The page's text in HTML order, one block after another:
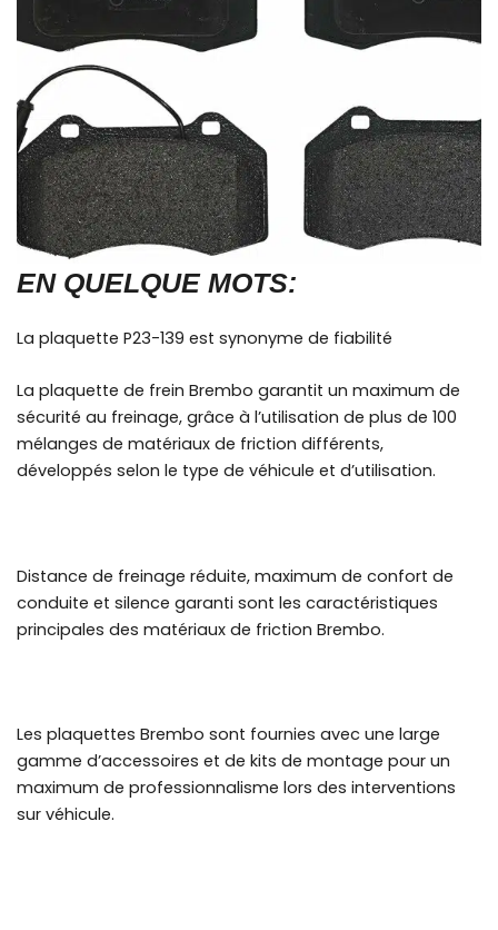
EN QUELQUE MOTS:
La plaquette P23-139 est synonyme de fiabilité
La plaquette de frein Brembo garantit un maximum de
sécurité au freinage, grâce à l’utilisation de plus de 100
mélanges de matériaux de friction différents,
développés selon le type de véhicule et d’utilisation.
Distance de freinage réduite, maximum de confort de
conduite et silence garanti sont les caractéristiques
principales des matériaux de friction Brembo.
Les plaquettes Brembo sont fournies avec une large
gamme d’accessoires et de kits de montage pour un
maximum de professionnalisme lors des interventions
sur véhicule.